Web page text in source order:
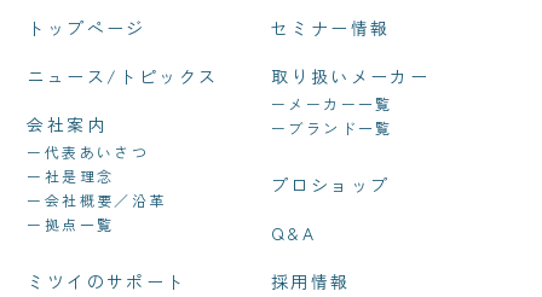
トップページ
ニュース/トピックス
会社案内
ー代表あいさつ
ー社是理念
ー会社概要／沿革
ー拠点一覧
ミツイのサポート
セミナー情報
取り扱いメーカー
ーメーカー一覧
ーブランド一覧
プロショップ
Q&A
採用情報